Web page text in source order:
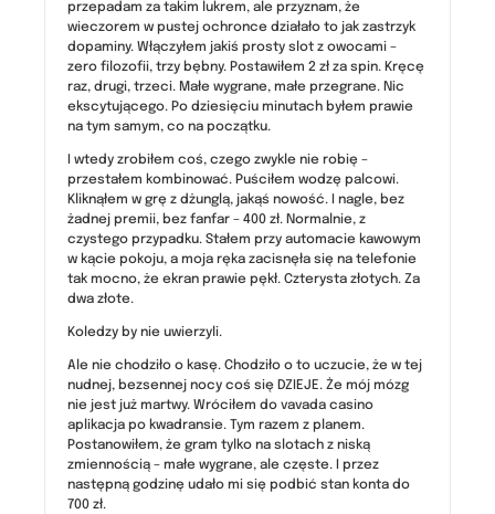
przepadam za takim lukrem, ale przyznam, że
wieczorem w pustej ochronce działało to jak zastrzyk
dopaminy. Włączyłem jakiś prosty slot z owocami –
zero filozofii, trzy bębny. Postawiłem 2 zł za spin. Kręcę
raz, drugi, trzeci. Małe wygrane, małe przegrane. Nic
ekscytującego. Po dziesięciu minutach byłem prawie
na tym samym, co na początku.
I wtedy zrobiłem coś, czego zwykle nie robię –
przestałem kombinować. Puściłem wodzę palcowi.
Kliknąłem w grę z dżunglą, jakąś nowość. I nagle, bez
żadnej premii, bez fanfar – 400 zł. Normalnie, z
czystego przypadku. Stałem przy automacie kawowym
w kącie pokoju, a moja ręka zacisnęła się na telefonie
tak mocno, że ekran prawie pękł. Czterysta złotych. Za
dwa złote.
Koledzy by nie uwierzyli.
Ale nie chodziło o kasę. Chodziło o to uczucie, że w tej
nudnej, bezsennej nocy coś się DZIEJE. Że mój mózg
nie jest już martwy. Wróciłem do vavada casino
aplikacja po kwadransie. Tym razem z planem.
Postanowiłem, że gram tylko na slotach z niską
zmiennością – małe wygrane, ale częste. I przez
następną godzinę udało mi się podbić stan konta do
700 zł.